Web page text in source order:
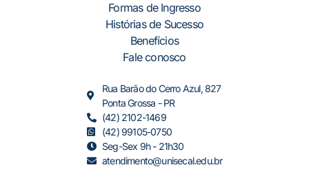
Formas de Ingresso
Histórias de Sucesso
Benefícios
Fale conosco
Rua Barão do Cerro Azul, 827
Ponta Grossa - PR
(42) 2102-1469
(42) 99105-0750
Seg-Sex 9h - 21h30
atendimento@unisecal.edu.br